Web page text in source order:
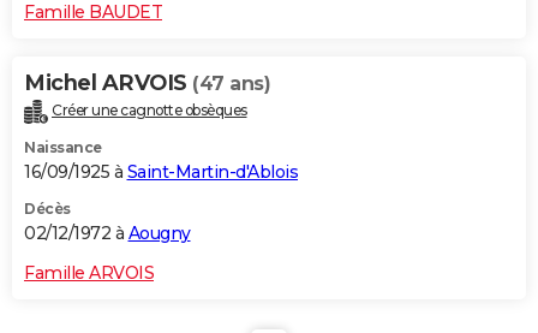
Famille BAUDET
Michel ARVOIS (47 ans)
Créer une cagnotte obsèques
Naissance
16/09/1925 à Saint-Martin-d'Ablois
Décès
02/12/1972 à Aougny
Famille ARVOIS